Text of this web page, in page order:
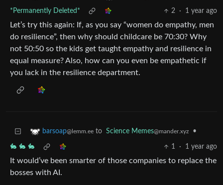
*Permanently Deleted* 2 · 1 year ago
Let’s try this again: If, as you say “women do empathy, men
do resilience”, then why should childcare be 70:30? Why
not 50:50 so the kids get taught empathy and resilience in
equal measure? Also, how can you even be empathetic if
you lack in the resilience department.
barsoap@lemm.ee to Science Memes@mander.xyz •
🐇 🐇 🐇 1 · 1 year ago
It would’ve been smarter of those companies to replace the
bosses with AI.